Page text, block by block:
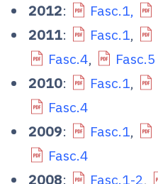
2012: Fasc.1,
2011: Fasc.1,
Fasc.4,
Fasc.5
2010: Fasc.1,
Fasc.4
2009: Fasc.1,
Fasc.4
2008: Fasc.1-2,